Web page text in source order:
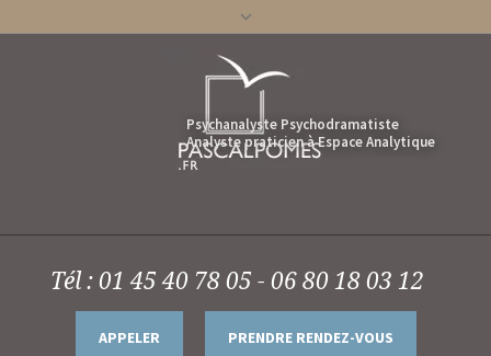
Tél : 01 45 40 78 05 - 06 80 18 03 12
APPELER PRENDRE RENDEZ-VOUS